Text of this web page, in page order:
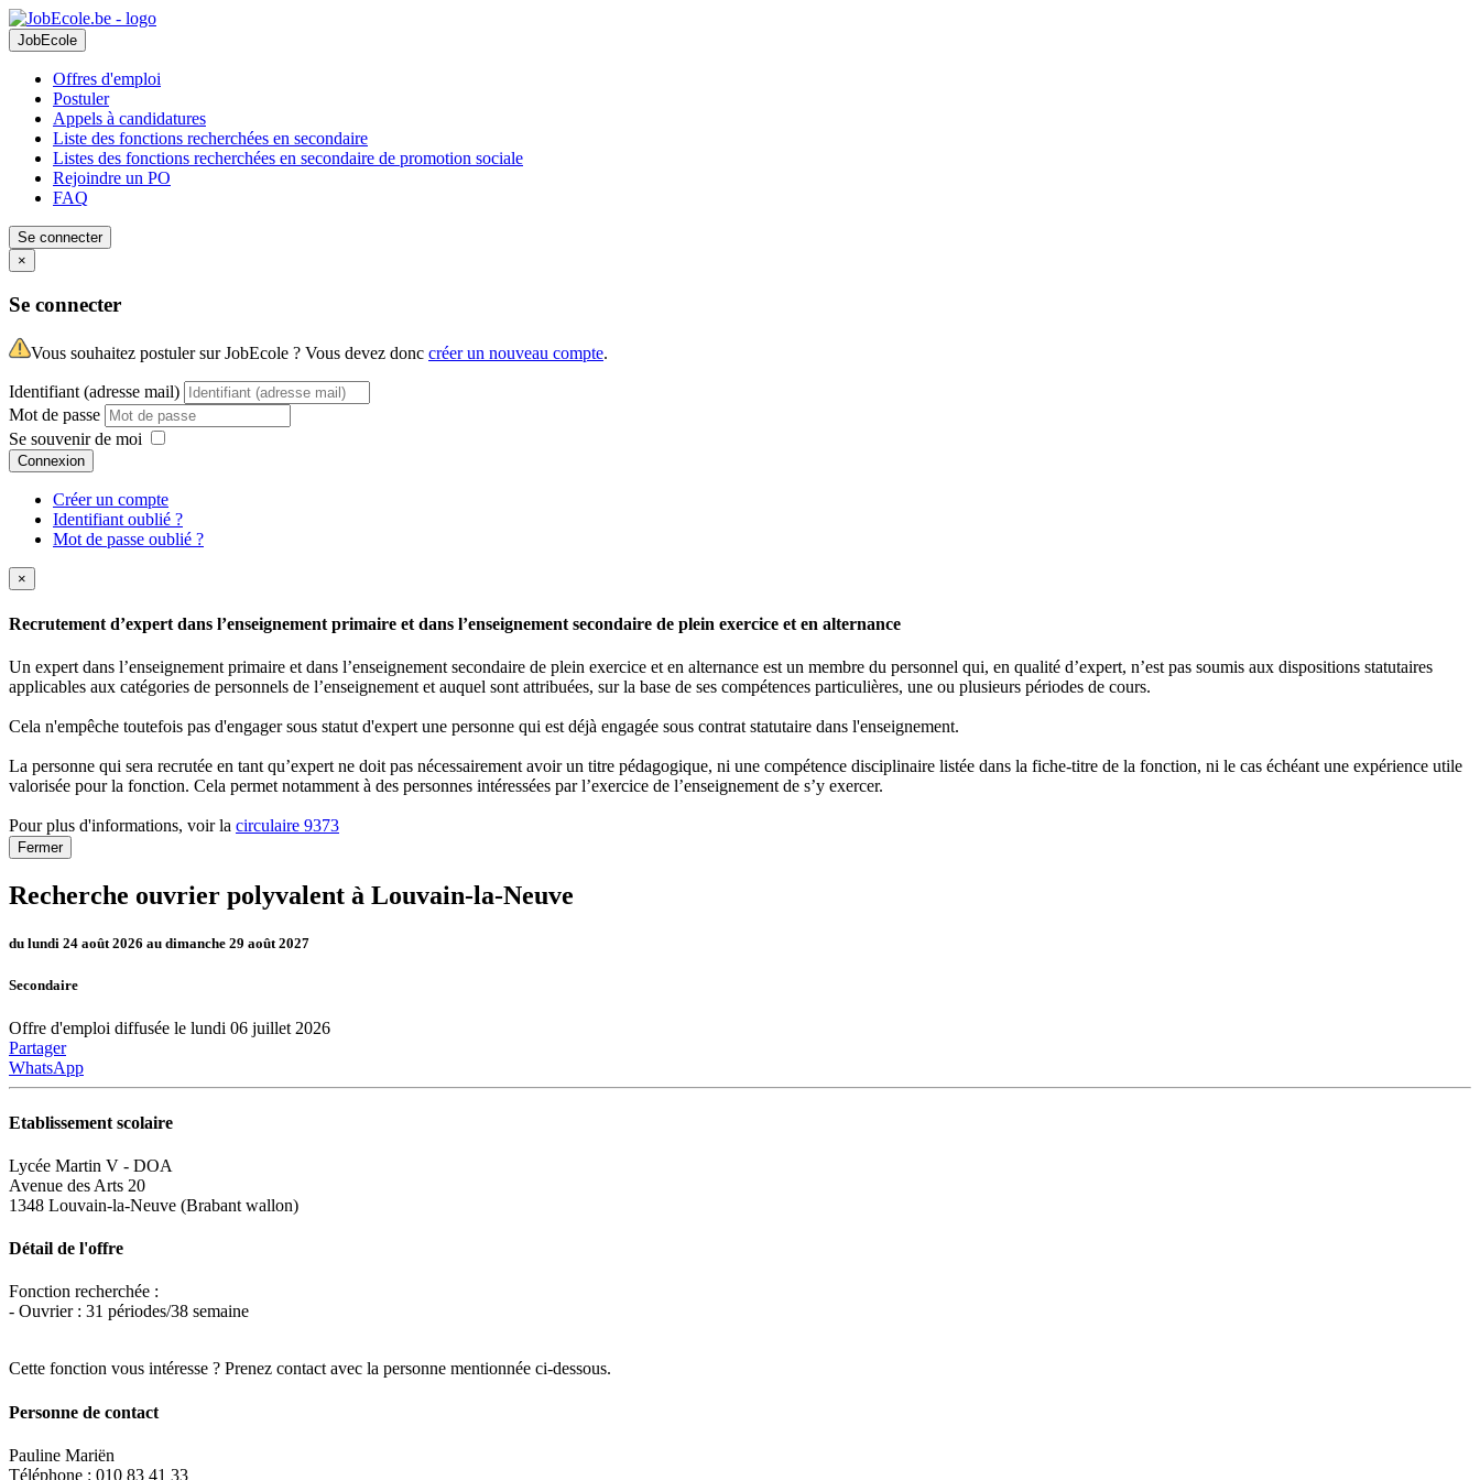
JobEcole
Offres d'emploi
Postuler
Appels à candidatures
Liste des fonctions recherchées en secondaire
Listes des fonctions recherchées en secondaire de promotion sociale
Rejoindre un PO
FAQ
Se connecter
×
Se connecter
Vous souhaitez postuler sur JobEcole ? Vous devez donc créer un nouveau compte.
Identifiant (adresse mail)
Mot de passe
Se souvenir de moi
Connexion
Créer un compte
Identifiant oublié ?
Mot de passe oublié ?
×
Recrutement d’expert dans l’enseignement primaire et dans l’enseignement secondaire de plein exercice et en alternance
Un expert dans l’enseignement primaire et dans l’enseignement secondaire de plein exercice et en alternance est un membre du personnel qui, en qualité d’expert, n’est pas soumis aux dispositions statutaires
applicables aux catégories de personnels de l’enseignement et auquel sont attribuées, sur la base de ses compétences particulières, une ou plusieurs périodes de cours.
Cela n'empêche toutefois pas d'engager sous statut d'expert une personne qui est déjà engagée sous contrat statutaire dans l'enseignement.
La personne qui sera recrutée en tant qu’expert ne doit pas nécessairement avoir un titre pédagogique, ni une compétence disciplinaire listée dans la fiche-titre de la fonction, ni le cas échéant une expérience utile
valorisée pour la fonction. Cela permet notamment à des personnes intéressées par l’exercice de l’enseignement de s’y exercer.
Pour plus d'informations, voir la circulaire 9373
Fermer
Recherche ouvrier polyvalent à Louvain-la-Neuve
du lundi 24 août 2026 au dimanche 29 août 2027
Secondaire
Offre d'emploi diffusée le lundi 06 juillet 2026
Partager
WhatsApp
Etablissement scolaire
Lycée Martin V - DOA
Avenue des Arts 20
1348 Louvain-la-Neuve (Brabant wallon)
Détail de l'offre
Fonction recherchée :
- Ouvrier : 31 périodes/38 semaine
Cette fonction vous intéresse ? Prenez contact avec la personne mentionnée ci-dessous.
Personne de contact
Pauline Mariën
Téléphone : 010 83 41 33